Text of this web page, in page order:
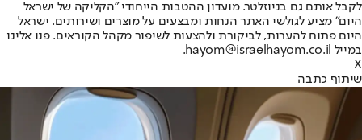
לקבל אותם גם בניוזלטר. מועדון ההטבות הייחודי "הקליקה של ישראל
היום" מציע לגולשי האתר הנחות ומבצעים על מוצרים ושירותים. ישראל
היום פתוח להערות, לביקורת ולהצעות לשיפור מקהל הקוראים. פנו אלינו
במייל hayom@israelhayom.co.il.
X
שיתוף כתבה